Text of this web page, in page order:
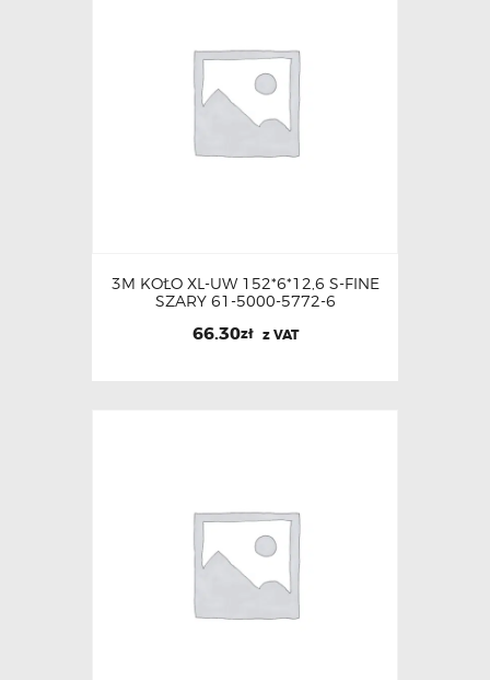
3M KOŁO XL-UW 152*6*12,6 S-FINE
SZARY 61-5000-5772-6
66.30zł z VAT